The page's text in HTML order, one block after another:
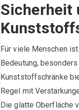
Sicherheit
Für viele Menschen
Bedeutung,
Kunststoffschränke
Regel mit
Die glatte Oberfläche